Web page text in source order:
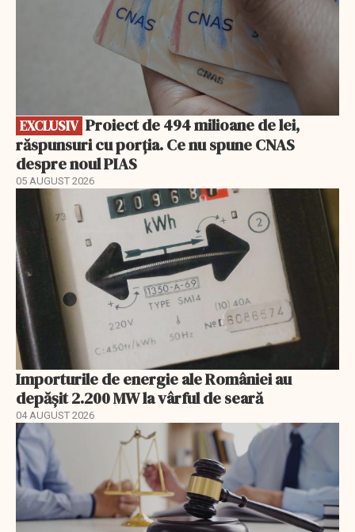
EXCLUSIV
răspunsuri cu porția. Ce nu spune CNAS
despre noul PIAS
05 AUGUST 2026
Importurile de energie ale României au
depășit 2.200 MW la vârful de seară
04 AUGUST 2026